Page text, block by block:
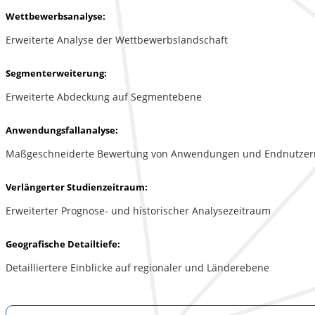
Wettbewerbsanalyse:
Erweiterte Analyse der Wettbewerbslandschaft
Segmenterweiterung:
Erweiterte Abdeckung auf Segmentebene
Anwendungsfallanalyse:
Maßgeschneiderte Bewertung von Anwendungen und
Verlängerter Studienzeitraum:
Erweiterter Prognose- und historischer Analysezeitraum
Geografische Detailtiefe:
Detailliertere Einblicke auf regionaler und Länderebene